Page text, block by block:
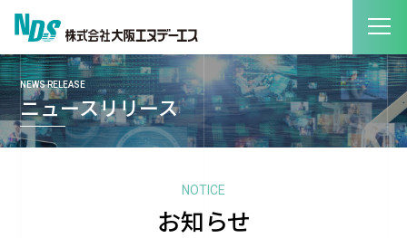
NEWS RELEASE
ニュースリリース
NOTICE
お知らせ